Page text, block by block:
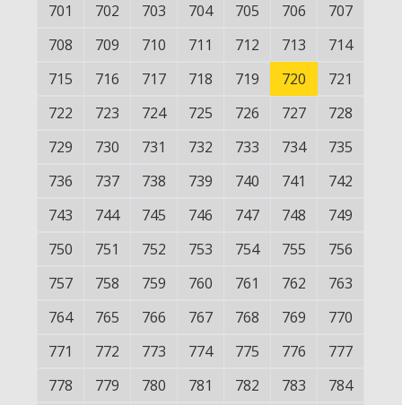
701
702 703 704 705 706
707
708
709 710 711 712 713
714
715
716 717 718 719 720
721
722
723 724 725 726 727
728
729
730 731 732 733 734
735
736
737 738 739 740 741
742
743
744 745 746 747 748
749
750
751 752 753 754 755
756
757
758 759 760 761 762
763
764
765 766 767 768 769
770
771
772 773 774 775 776
777
778
779 780 781 782 783
784